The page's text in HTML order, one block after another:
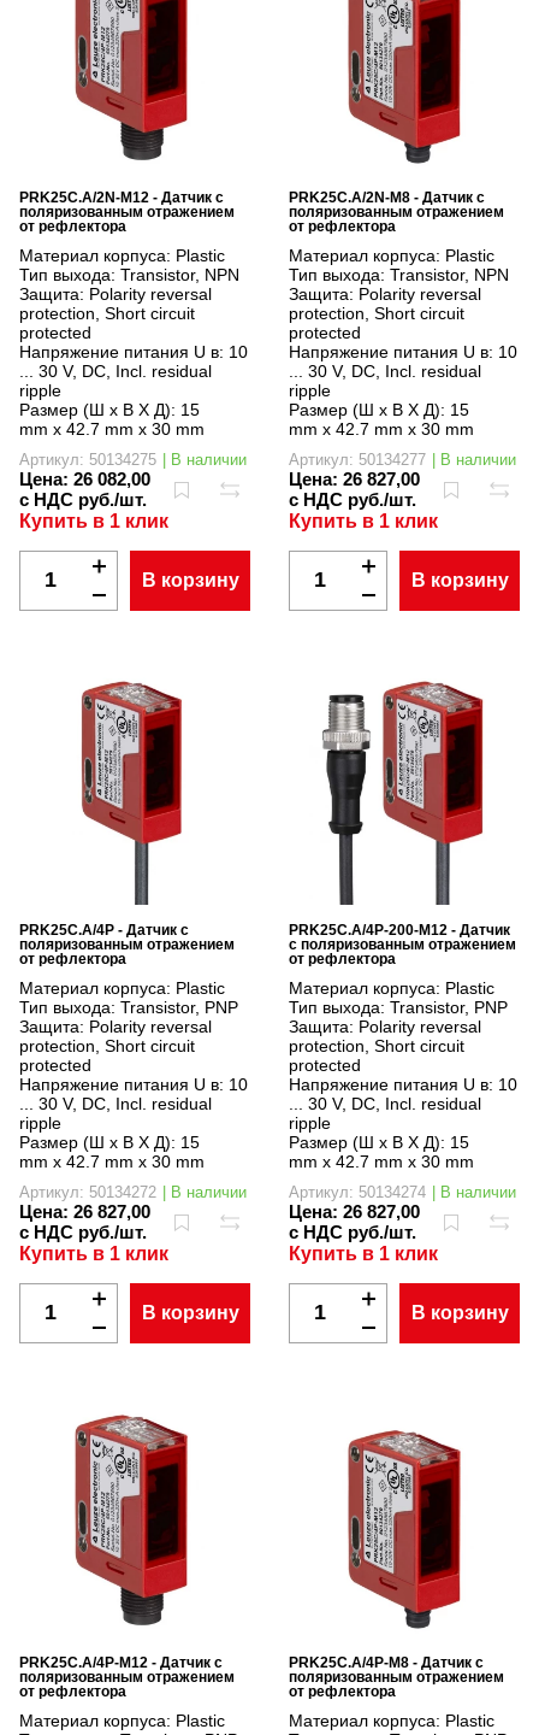
PRK25C.A/2N-M12 - Датчик с
поляризованным отражением
от рефлектора
Материал корпуса: Plastic
Тип выхода: Transistor, NPN
Защита: Polarity reversal
protection, Short circuit
protected
Напряжение питания U в: 10
... 30 V, DC, Incl. residual
ripple
Размер (Ш x В X Д): 15
mm x 42.7 mm x 30 mm
Артикул: 50134275 | В наличии
Цена: 26 082,00
с НДС руб./шт.
Купить в 1 клик
В корзину
PRK25C.A/2N-M8 - Датчик с
поляризованным отражением
от рефлектора
Материал корпуса: Plastic
Тип выхода: Transistor, NPN
Защита: Polarity reversal
protection, Short circuit
protected
Напряжение питания U в: 10
... 30 V, DC, Incl. residual
ripple
Размер (Ш x В X Д): 15
mm x 42.7 mm x 30 mm
Артикул: 50134277 | В наличии
Цена: 26 827,00
с НДС руб./шт.
Купить в 1 клик
В корзину
PRK25C.A/4P - Датчик с
поляризованным отражением
от рефлектора
Материал корпуса: Plastic
Тип выхода: Transistor, PNP
Защита: Polarity reversal
protection, Short circuit
protected
Напряжение питания U в: 10
... 30 V, DC, Incl. residual
ripple
Размер (Ш x В X Д): 15
mm x 42.7 mm x 30 mm
Артикул: 50134272 | В наличии
Цена: 26 827,00
с НДС руб./шт.
Купить в 1 клик
В корзину
PRK25C.A/4P-200-M12 - Датчик
с поляризованным отражением
от рефлектора
Материал корпуса: Plastic
Тип выхода: Transistor, PNP
Защита: Polarity reversal
protection, Short circuit
protected
Напряжение питания U в: 10
... 30 V, DC, Incl. residual
ripple
Размер (Ш x В X Д): 15
mm x 42.7 mm x 30 mm
Артикул: 50134274 | В наличии
Цена: 26 827,00
с НДС руб./шт.
Купить в 1 клик
В корзину
PRK25C.A/4P-M12 - Датчик с
поляризованным отражением
от рефлектора
Материал корпуса: Plastic
PRK25C.A/4P-M8 - Датчик с
поляризованным отражением
от рефлектора
Материал корпуса: Plastic